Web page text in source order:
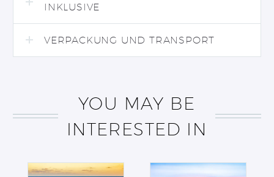
INKLUSIVE
VERPACKUNG UND TRANSPORT
YOU MAY BE
INTERESTED IN